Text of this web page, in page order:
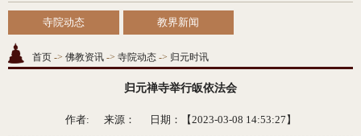
寺院动态 教界新闻
首页 -> 佛教资讯 -> 寺院动态 -> 归元时讯
归元禅寺举行皈依法会
作者: 来源： 日期：【2023-03-08 14:53:27】